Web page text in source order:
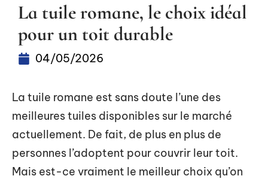
La tuile romane, le choix idéal
pour un toit durable
04/05/2026
La tuile romane est sans doute l’une des
meilleures tuiles disponibles sur le marché
actuellement. De fait, de plus en plus de
personnes l’adoptent pour couvrir leur toit.
Mais est-ce vraiment le meilleur choix qu’on